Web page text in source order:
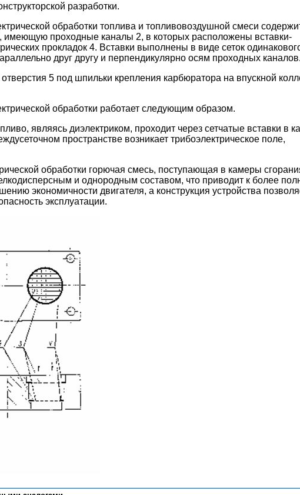
разработки.
обработки топлива и топливовоздушной смеси
имеющую проходные каналы 2, в которых расположены вставки-
прокладок 4. Вставки выполнены в виде сеток
друг другу и перпендикулярно осям проходных каналов.
5 под шпильки крепления карбюратора на впускной
обработки работает следующим образом.
являясь диэлектриком, проходит через сетчатые вставки в
пространстве возникает трибоэлектрическое поле,
обработки горючая смесь, поступающая в камеры
и однородным составом, что приводит к более
экономичности двигателя, а конструкция устройства
эксплуатации.